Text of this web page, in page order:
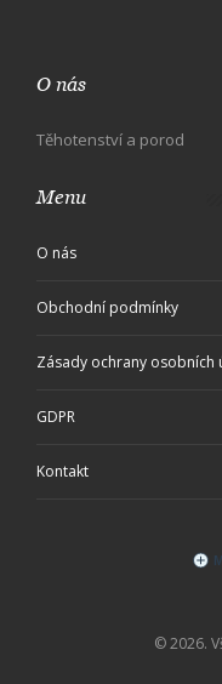
O nás
Těhotenství a porod
Menu
O nás
Obchodní podmínky
Zásady ochrany osobních
GDPR
Kontakt
© 2026.